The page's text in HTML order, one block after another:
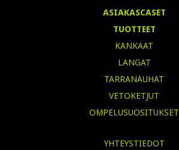
ASIAKASCASET
TUOTTEET
KANKAAT
LANGAT
TARRANAUHAT
VETOKETJUT
OMPELUSUOSITUKSET
YHTEYSTIEDOT